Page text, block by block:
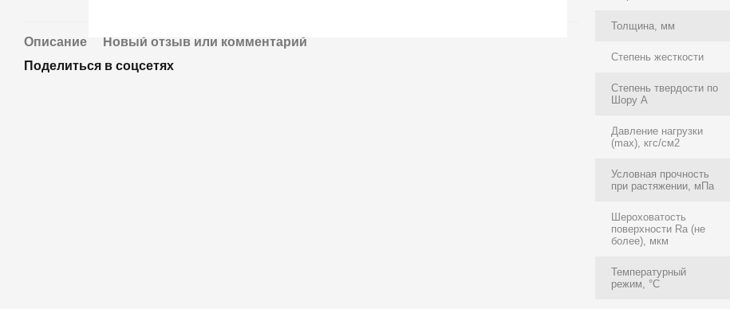
Описание
Новый отзыв или комментарий
Поделиться в соцсетях
Толщина, мм
Степень жесткости
Степень твердости по
Шору А
Давление нагрузки
(max), кгс/см2
Условная прочность
при растяжении, мПа
Шероховатость
поверхности Ra (не
более), мкм
Температурный
режим, °C